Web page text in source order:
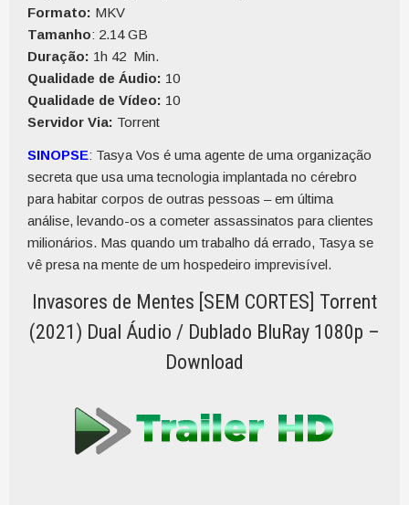
Formato: MKV
Tamanho: 2.14 GB
Duração: 1h 42 Min.
Qualidade de Áudio: 10
Qualidade de Vídeo: 10
Servidor Via: Torrent
SINOPSE: Tasya Vos é uma agente de uma organização
secreta que usa uma tecnologia implantada no cérebro
para habitar corpos de outras pessoas – em última
análise, levando-os a cometer assassinatos para clientes
milionários. Mas quando um trabalho dá errado, Tasya se
vê presa na mente de um hospedeiro imprevisível.
Invasores de Mentes [SEM CORTES] Torrent
(2021) Dual Áudio / Dublado BluRay 1080p –
Download